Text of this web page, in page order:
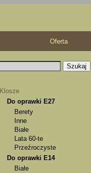
Oferta
Klosze
Do oprawki E27
Berety
Inne
Białe
Lata 60-te
Przeźroczyste
Do oprawki E14
Białe